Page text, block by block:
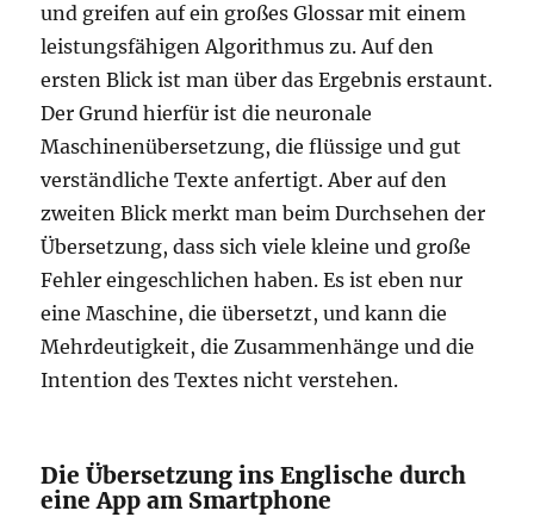
und greifen auf ein großes Glossar mit einem
leistungsfähigen Algorithmus zu. Auf den
ersten Blick ist man über das Ergebnis erstaunt.
Der Grund hierfür ist die neuronale
Maschinenübersetzung, die flüssige und gut
verständliche Texte anfertigt. Aber auf den
zweiten Blick merkt man beim Durchsehen der
Übersetzung, dass sich viele kleine und große
Fehler eingeschlichen haben. Es ist eben nur
eine Maschine, die übersetzt, und kann die
Mehrdeutigkeit, die Zusammenhänge und die
Intention des Textes nicht verstehen.
Die Übersetzung ins Englische durch
eine App am Smartphone